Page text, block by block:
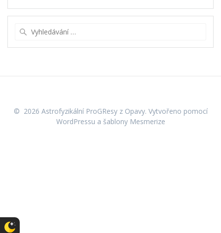
© 2026 Astrofyzikální ProGResy z Opavy. Vytvořeno pomocí
WordPressu a šablony Mesmerize